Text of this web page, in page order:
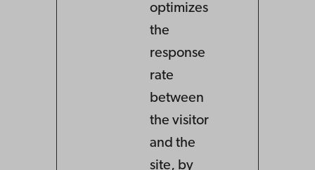
optimizes
the
response
rate
between
the visitor
and the
site, by